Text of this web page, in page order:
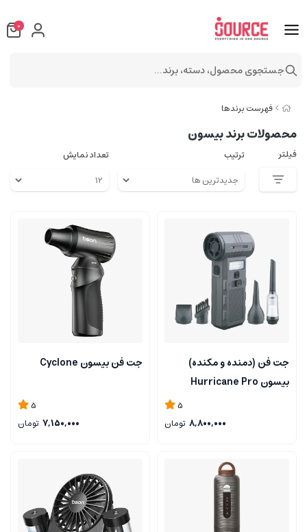
فهرست برندها
محصولات برند بیسون
فیلتر ترتیب تعداد نمایش
جت فن (دمنده و مکنده)
بیسون Hurricane Pro
5
8,800,000 تومان
جت فن بیسون Cyclone
5
7,150,000 تومان
0
جستجوی محصول، دسته، برند...